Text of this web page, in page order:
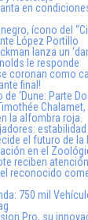
en
ícono del
López Portillo
lanza un
le responde
coronan como
final!
‘Dune: Parte
Chalamet,
la alfombra roja.
el futuro de la
en el
reciben
reconocido
750 mil
Pro, su